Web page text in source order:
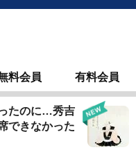
料会員 有料会員
たのに…秀吉
できなかった